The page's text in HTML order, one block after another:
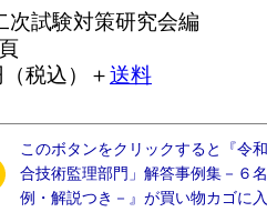
次試験対策研究会編
税込）＋送料
このボタンをクリックすると『令
合技術監理部門」解答事例集－６
例・解説つき－』が買い物カゴに